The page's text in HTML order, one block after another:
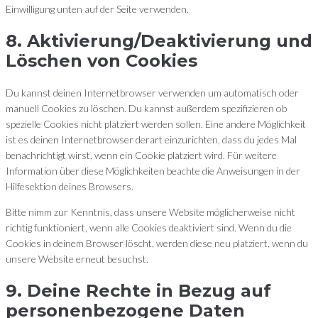
Einwilligung unten auf der Seite verwenden.
8. Aktivierung/Deaktivierung und
Löschen von Cookies
Du kannst deinen Internetbrowser verwenden um automatisch oder
manuell Cookies zu löschen. Du kannst außerdem spezifizieren ob
spezielle Cookies nicht platziert werden sollen. Eine andere Möglichkeit
ist es deinen Internetbrowser derart einzurichten, dass du jedes Mal
benachrichtigt wirst, wenn ein Cookie platziert wird. Für weitere
Information über diese Möglichkeiten beachte die Anweisungen in der
Hilfesektion deines Browsers.
Bitte nimm zur Kenntnis, dass unsere Website möglicherweise nicht
richtig funktioniert, wenn alle Cookies deaktiviert sind. Wenn du die
Cookies in deinem Browser löscht, werden diese neu platziert, wenn du
unsere Website erneut besuchst.
9. Deine Rechte in Bezug auf
personenbezogene Daten